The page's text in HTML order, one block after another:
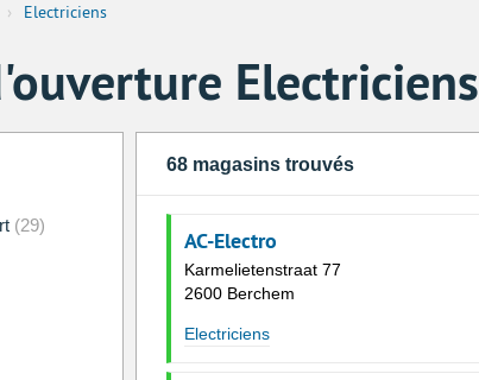
› Electriciens
Electriciens
(29)
68 magasins trouvés
AC-Electro
Karmelietenstraat 77
2600 Berchem
Electriciens